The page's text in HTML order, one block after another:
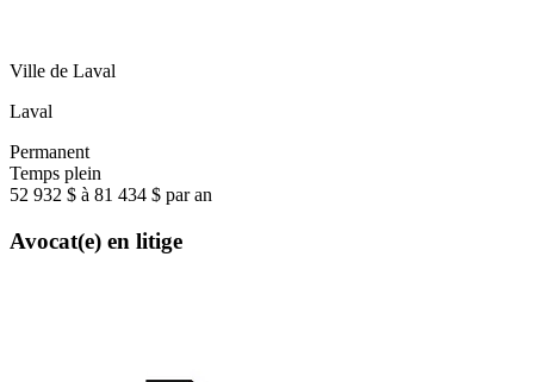
Ville de Laval
Laval
Permanent
Temps plein
52 932 $ à 81 434 $ par an
Avocat(e) en litige